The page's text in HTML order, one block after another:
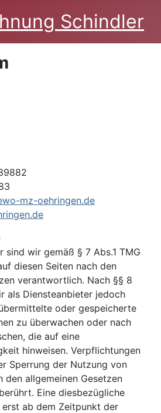
Schindler
mz-oehringen.de
sind wir gemäß § 7 Abs.1 TMG
diesen Seiten nach den
verantwortlich. Nach §§ 8
als Diensteanbieter jedoch
oder gespeicherte
zu überwachen oder nach
die auf eine
hinweisen. Verpflichtungen
Sperrung der Nutzung von
den allgemeinen Gesetzen
Eine diesbezügliche
ab dem Zeitpunkt der